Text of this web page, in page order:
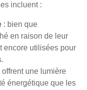
incluent :
: bien que
en raison de leur
encore utilisées pour
offrent une lumière
énergétique que les